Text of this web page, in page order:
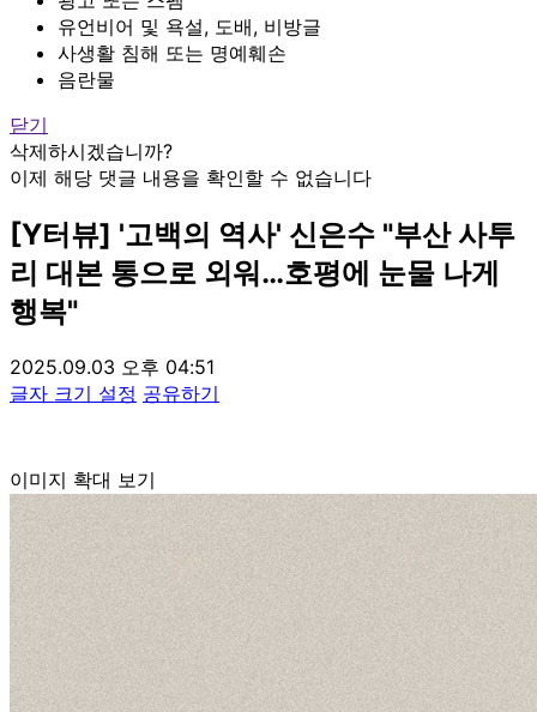
유언비어 및 욕설, 도배, 비방글
사생활 침해 또는 명예훼손
음란물
닫기
삭제하시겠습니까?
이제 해당 댓글 내용을 확인할 수 없습니다
[Y터뷰] '고백의 역사' 신은수 "부산 사투
리 대본 통으로 외워…호평에 눈물 나게
행복"
2025.09.03 오후 04:51
글자 크기 설정 공유하기
이미지 확대 보기